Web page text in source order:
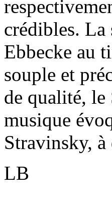
crédibles.
Ebbecke au
souple et
de qualité, le
musique
Stravinsky,
LB